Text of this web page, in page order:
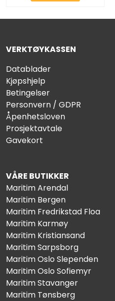
VERKTØYKASSEN
Datablader
Kjøpshjelp
Betingelser
Personvern / GDPR
Åpenhetsloven
Prosjektavtale
Gavekort
VÅRE BUTIKKER
Maritim Arendal
Maritim Bergen
Maritim Fredrikstad Floa
Maritim Karmøy
Maritim Kristiansand
Maritim Sarpsborg
Maritim Oslo Slependen
Maritim Oslo Sofiemyr
Maritim Stavanger
Maritim Tønsberg